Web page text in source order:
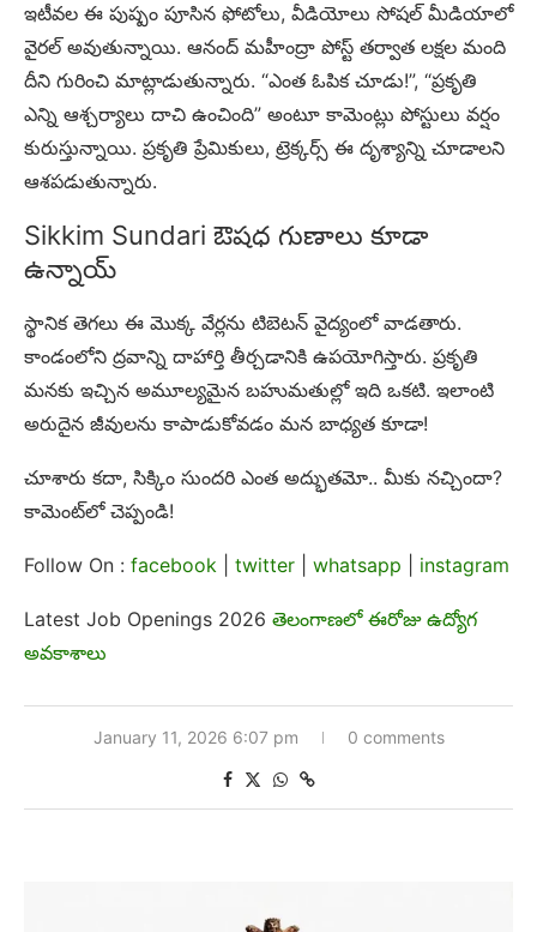
ఇటీవల ఈ పుష్పం పూసిన ఫోటోలు, వీడియోలు సోషల్ మీడియాలో
వైరల్ అవుతున్నాయి. ఆనంద్ మహీంద్రా పోస్ట్ తర్వాత లక్షల మంది
దీని గురించి మాట్లాడుతున్నారు. “ఎంత ఓపిక చూడు!”, “ప్రకృతి
ఎన్ని ఆశ్చర్యాలు దాచి ఉంచింది” అంటూ కామెంట్లు పోస్టులు వర్షం
కురుస్తున్నాయి. ప్రకృతి ప్రేమికులు, ట్రెక్కర్స్ ఈ దృశ్యాన్ని చూడాలని
ఆశపడుతున్నారు.
Sikkim Sundari ఔషధ గుణాలు కూడా
ఉన్నాయ్
స్థానిక తెగలు ఈ మొక్క వేర్లను టిబెటన్ వైద్యంలో వాడతారు.
కాండంలోని ద్రవాన్ని దాహార్తి తీర్చడానికి ఉపయోగిస్తారు. ప్రకృతి
మనకు ఇచ్చిన అమూల్యమైన బహుమతుల్లో ఇది ఒకటి. ఇలాంటి
అరుదైన జీవులను కాపాడుకోవడం మన బాధ్యత కూడా!
చూశారు కదా, సిక్కిం సుందరి ఎంత అద్భుతమో.. మీకు నచ్చిందా?
కామెంట్‌లో చెప్పండి!
Follow On : facebook twitter whatsapp instagram
Latest Job Openings 2026 తెలంగాణలో ఈరోజు ఉద్యోగ
అవకాశాలు
January 11, 2026 6:07 pm 0 comments